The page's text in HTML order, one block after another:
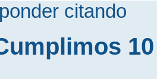
citando